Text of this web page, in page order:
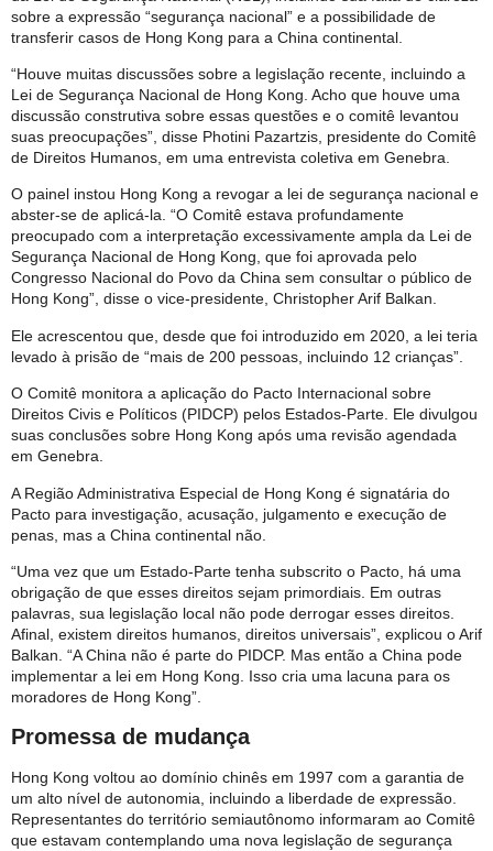
sobre a expressão “segurança nacional” e a possibilidade de
transferir casos de Hong Kong para a China continental.
“Houve muitas discussões sobre a legislação recente, incluindo a
Lei de Segurança Nacional de Hong Kong. Acho que houve uma
discussão construtiva sobre essas questões e o comitê levantou
suas preocupações”, disse Photini Pazartzis, presidente do Comitê
de Direitos Humanos, em uma entrevista coletiva em Genebra.
O painel instou Hong Kong a revogar a lei de segurança nacional e
abster-se de aplicá-la. “O Comitê estava profundamente
preocupado com a interpretação excessivamente ampla da Lei de
Segurança Nacional de Hong Kong, que foi aprovada pelo
Congresso Nacional do Povo da China sem consultar o público de
Hong Kong”, disse o vice-presidente, Christopher Arif Balkan.
Ele acrescentou que, desde que foi introduzido em 2020, a lei teria
levado à prisão de “mais de 200 pessoas, incluindo 12 crianças”.
O Comitê monitora a aplicação do Pacto Internacional sobre
Direitos Civis e Políticos (PIDCP) pelos Estados-Parte. Ele divulgou
suas conclusões sobre Hong Kong após uma revisão agendada
em Genebra.
A Região Administrativa Especial de Hong Kong é signatária do
Pacto para investigação, acusação, julgamento e execução de
penas, mas a China continental não.
“Uma vez que um Estado-Parte tenha subscrito o Pacto, há uma
obrigação de que esses direitos sejam primordiais. Em outras
palavras, sua legislação local não pode derrogar esses direitos.
Afinal, existem direitos humanos, direitos universais”, explicou o Arif
Balkan. “A China não é parte do PIDCP. Mas então a China pode
implementar a lei em Hong Kong. Isso cria uma lacuna para os
moradores de Hong Kong”.
Promessa de mudança
Hong Kong voltou ao domínio chinês em 1997 com a garantia de
um alto nível de autonomia, incluindo a liberdade de expressão.
Representantes do território semiautônomo informaram ao Comitê
que estavam contemplando uma nova legislação de segurança